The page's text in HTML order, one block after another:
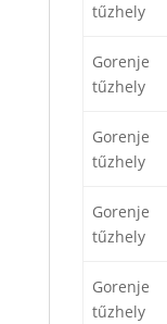
tűzhely
Gorenje
tűzhely
Gorenje
tűzhely
Gorenje
tűzhely
Gorenje
tűzhely